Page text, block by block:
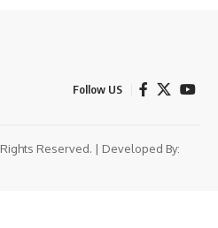
Follow US
Reserved. | Developed By: